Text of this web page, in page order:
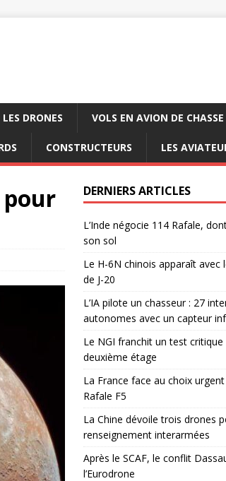
LES DRONES VOLS EN AVION DE CHASSE
CONSTRUCTEURS LES
pour
DERNIERS ARTICLES
L’Inde négocie 114 Rafale,
son sol
Le H-6N chinois apparaît avec
de J-20
L’IA pilote un chasseur : 27
autonomes avec un capteur
Le NGI franchit un test
deuxième étage
La France face au choix
Rafale F5
La Chine dévoile trois drones
renseignement interarmées
Après le SCAF, le conflit
l’Eurodrone